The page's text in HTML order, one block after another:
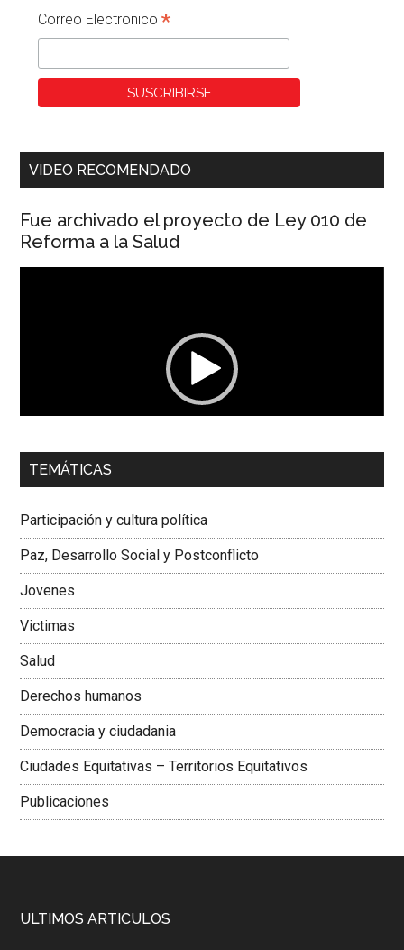
Correo Electronico*
VIDEO RECOMENDADO
Fue archivado el proyecto de Ley 010 de
Reforma a la Salud
00:00 01:04
Dra. Carolina Corcho Mejía,Presidenta Corporación
Colombiana
TEMÁTICAS
Participación y cultura política
Paz, Desarrollo Social y Postconflicto
Jovenes
Victimas
Salud
Derechos humanos
Democracia y ciudadania
Ciudades Equitativas – Territorios Equitativos
Publicaciones
ULTIMOS ARTICULOS